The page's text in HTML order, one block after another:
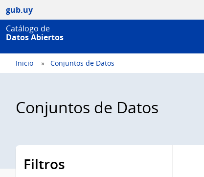
gub.uy
Catálogo de
Datos Abiertos
Inicio Conjuntos de Datos
Conjuntos de Datos
Filtros